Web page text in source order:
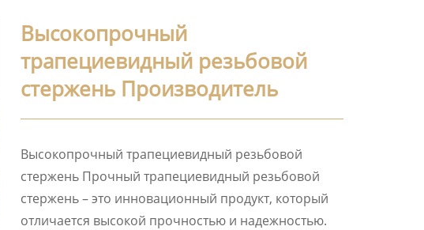
Высокопрочный
трапециевидный резьбовой
стержень Производитель
Высокопрочный трапециевидный резьбовой
стержень Прочный трапециевидный резьбовой
стержень – это инновационный продукт, который
отличается высокой прочностью и надежностью.